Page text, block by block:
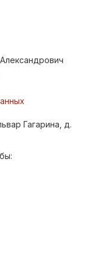
Гагарина, д.